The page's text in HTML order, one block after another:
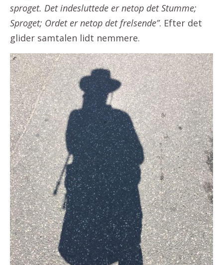
sproget. Det indesluttede er netop det Stumme;
Sproget; Ordet er netop det frelsende”. Efter det
glider samtalen lidt nemmere.